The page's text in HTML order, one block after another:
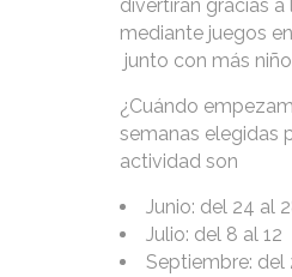
divertirán gracias a
mediante juegos
junto con más
¿Cuándo
semanas elegidas
actividad son
Junio: del 24 al
Julio: del 8 al 12
Septiembre: del